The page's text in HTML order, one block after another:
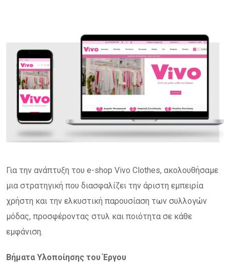
Για την ανάπτυξη του e-shop Vivo Clothes, ακολουθήσαμε
μια στρατηγική που διασφαλίζει την άριστη εμπειρία
χρήστη και την ελκυστική παρουσίαση των συλλογών
μόδας, προσφέροντας στυλ και ποιότητα σε κάθε
εμφάνιση.
Βήματα Υλοποίησης του Έργου